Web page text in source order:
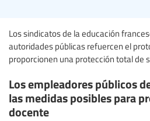
Los sindicatos de la educación
autoridades públicas refuercen el
proporcionen una protección total de
Los empleadores públicos
las medidas posibles para
docente